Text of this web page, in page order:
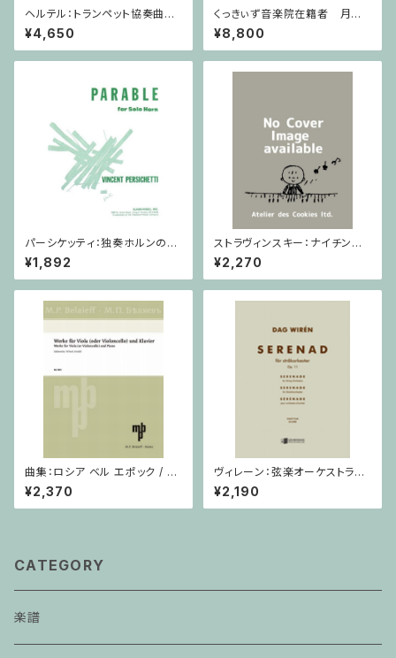
ヘルテル：トランペット協奏曲第1
番 変ホ長調/トランペット・ピア
ノ
¥4,650
くっきぃず音楽院在籍者 月謝
支払用商品 ピアノ科 ３０分
¥8,800
パーシケッティ：独奏ホルンのた
めの寓話 第８番 作品120 / ホ
ルン
¥1,892
ストラヴィンスキー：ナイチンゲ
ールの歌・中国の行進曲 / ヴァ
イオリン・ピアノ
¥2,270
曲集：ロシア ベル エポック / ヴ
ィオラ（またはチェロ）・ピアノ
¥2,370
ヴィレーン：弦楽オーケストラの
ための セレナード Op.11 / ミ
ニチュアスコア
¥2,190
CATEGORY
楽譜